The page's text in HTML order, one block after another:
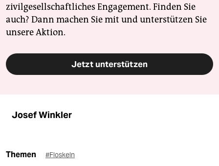
zivilgesellschaftliches Engagement. Finden Sie
auch? Dann machen Sie mit und unterstützen Sie
unsere Aktion.
Jetzt unterstützen
Josef Winkler
Themen #Floskeln